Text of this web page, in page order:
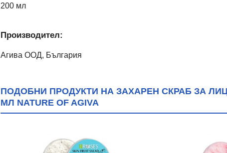
200 мл
Производител:
Агива ООД, България
ПОДОБНИ ПРОДУКТИ НА ЗАХАРЕН СКРАБ ЗА
МЛ NATURE OF AGIVA